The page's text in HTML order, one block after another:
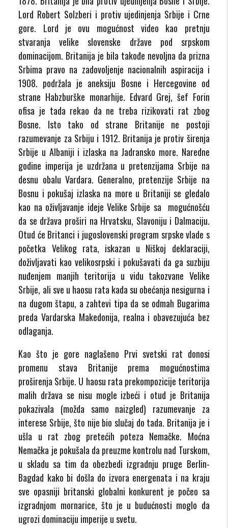
Lord Robert Solzberi i protiv ujedinjenja Srbije i Crne
gore. Lord je ovu mogućnost video kao pretnju
stvaranja velike slovenske države pod srpskom
dominacijom. Britanija je bila takođe nevoljna da prizna
Srbima pravo na zadovoljenje nacionalnih aspiracija i
1908. podržala je aneksiju Bosne i Hercegovine od
strane Habzburške monarhije. Edvard Grej, šef Forin
ofisa je tada rekao da ne treba rizikovati rat zbog
Bosne. Isto tako od strane Britanije ne postoji
razumevanje za Srbiju i 1912. Britanija je protiv širenja
Srbije u Albaniji i izlaska na Jadransko more. Naredne
godine imperija je uzdržana u pretenzijama Srbije na
desnu obalu Vardara. Generalno, pretenzije Srbije na
Bosnu i pokušaj izlaska na more u Britaniji se gledalo
kao na oživljavanje ideje Velike Srbije sa mogućnošću
da se država proširi na Hrvatsku, Slavoniju i Dalmaciju.
Otud će Britanci i jugoslovenski program srpske vlade s
početka Velikog rata, iskazan u Niškoj deklaraciji,
doživljavati kao velikosrpski i pokušavati da ga suzbiju
nuđenjem manjih teritorija u vidu takozvane Velike
Srbije, ali sve u haosu rata kada su obećanja nesigurna i
na dugom štapu, a zahtevi tipa da se odmah Bugarima
preda Vardarska Makedonija, realna i obavezujuća bez
odlaganja.
Kao što je gore naglašeno Prvi svetski rat donosi
promenu stava Britanije prema mogućnostima
proširenja Srbije. U haosu rata prekompozicije teritorija
malih država se nisu mogle izbeći i otud je Britanija
pokazivala (možda samo naizgled) razumevanje za
interese Srbije, što nije bio slučaj do tada. Britanija je i
ušla u rat zbog pretećih poteza Nemačke. Moćna
Nemačka je pokušala da preuzme kontrolu nad Turskom,
u skladu sa tim da obezbedi izgradnju pruge Berlin-
Bagdad kako bi došla do izvora energenata i na kraju
sve opasniji britanski globalni konkurent je počeo sa
izgradnjom mornarice, što je u budućnosti moglo da
ugrozi dominaciju imperije u svetu.